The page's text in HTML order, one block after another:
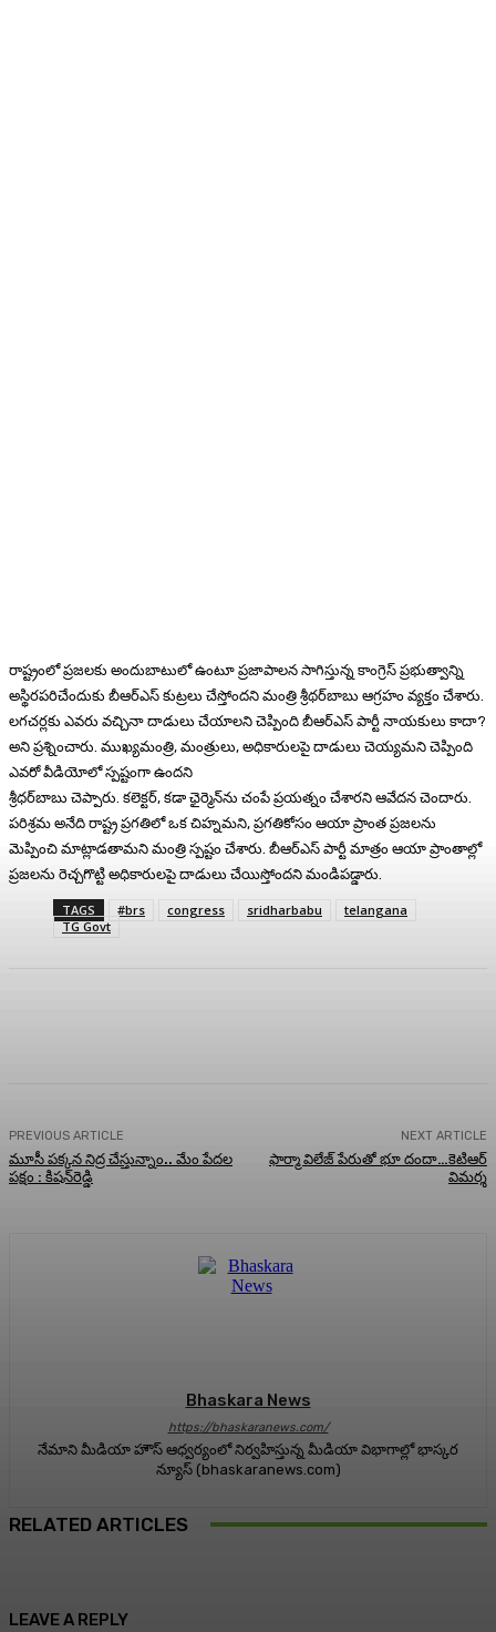
రాష్ట్రంలో ప్రజలకు అందుబాటులో ఉంటూ ప్రజాపాలన సాగిస్తున్న కాంగ్రెస్‌ ప్రభుత్వాన్ని
అస్థిరపరిచేందుకు బీఆర్‌ఎస్‌ కుట్రలు చేస్తోందని మంత్రి శ్రీథర్‌బాబు ఆగ్రహం వ్యక్తం చేశారు.
లగచర్లకు ఎవరు వచ్చినా దాడులు చేయాలని చెప్పింది బీఆర్ఎస్ పార్టీ నాయకులు కాదా?
అని ప్రశ్నించారు. ముఖ్యమంత్రి, మంత్రులు, అధికారులపై దాడులు చెయ్యమని చెప్పింది
ఎవరో వీడియోలో స్పష్టంగా ఉందని
శ్రీధర్‌బాబు చెప్పారు. కలెక్టర్, కడా ఛైర్మెన్‌ను చంపే ప్రయత్నం చేశారని ఆవేదన చెందారు.
పరిశ్రమ అనేది రాష్ట్ర ప్రగతిలో ఒక చిహ్నమని, ప్రగతికోసం ఆయా ప్రాంత ప్రజలను
మెప్పించి మాట్లాడతామని మంత్రి స్పష్టం చేశారు. బీఆర్ఎస్ పార్టీ మాత్రం ఆయా ప్రాంతాల్లో
ప్రజలను రెచ్చగొట్టి అధికారులపై దాడులు చేయిస్తోందని మండిపడ్డారు.
TAGS #brs congress sridharbabu
telangana
TG Govt
PREVIOUS ARTICLE
మూసీ పక్కన నిద్ర చేస్తున్నాం.. మేం పేదల
పక్షం : కిషన్‌రెడ్డి
NEXT ARTICLE
ఫార్మా విలేజ్ పేరుతో భూ దందా…కెటిఆర్
విమర్శ
Bhaskara News
https://bhaskaranews.com/
నేమాని మీడియా హౌస్ ఆధ్వర్యంలో నిర్వహిస్తున్న మీడియా విభాగాల్లో భాస్కర
న్యూస్ (bhaskaranews.com)
RELATED ARTICLES
LEAVE A REPLY